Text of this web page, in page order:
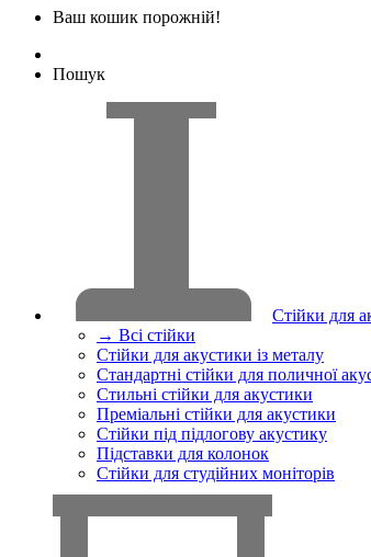
Ваш кошик порожній!
Пошук
Стійки для
→ Всі стійки
Стійки для акустики із металу
Стандартні стійки для поличної
Стильні стійки для акустики
Преміальні стійки для акустики
Стійки під підлогову акустику
Підставки для колонок
Стійки для студійних моніторів